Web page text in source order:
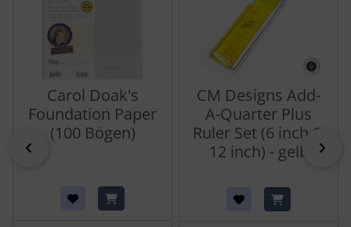
Carol Doak's
Foundation Paper
(100 Bögen)
CM Designs Add-
A-Quarter Plus
Ruler Set (6 inch &
12 inch) - gelb